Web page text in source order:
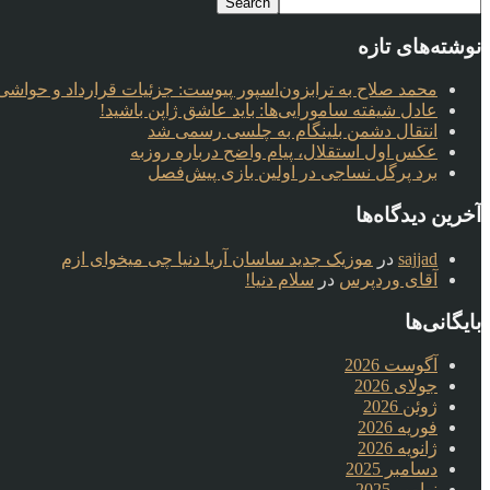
نوشته‌های تازه
محمد صلاح به ترابزون‌اسپور پیوست: جزئیات قرارداد و حواشی
عادل شیفته سامورایی‌ها: باید عاشق ژاپن باشید!
انتقال دشمن بلینگام به چلسی رسمی شد
عکس اول استقلال، پیام واضح درباره روزبه
برد پرگل نساجی در اولین بازی پیش‌فصل
آخرین دیدگاه‌ها
sajjad در موزیک جدید ساسان آریا دنیا چی میخوای ازم
آقای وردپرس در سلام دنیا!
بایگانی‌ها
آگوست 2026
جولای 2026
ژوئن 2026
فوریه 2026
ژانویه 2026
دسامبر 2025